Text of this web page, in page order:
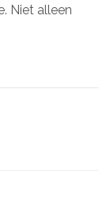
Niet alleen